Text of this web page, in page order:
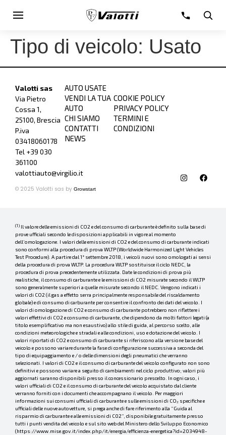
Tipo di veicolo: Usato
Valotti sas
Via Pietro
Cossa 1,
25100, Brescia
P.iva
03418060178
Tel +39 030
361100
valottiauto@virgilio.it
AUTO USATE
VENDI LA TUA
AUTO
CHI SIAMO
CONTATTI
NEWS
COOKIE POLICY
PRIVACY POLICY
TERMINI E
CONDIZIONI
© 2025 Valotti sas by Growstart
(1) Il valore delle emissioni di CO2 e del consumo di carburante è definito sulla base di
prove ufficiali secondo le disposizioni applicabili in vigore al momento
dell’omologazione. I valori delle emissioni di CO2 e del consumo di carburante indicati
sono conformi alla procedura di prova WLTP (Worldwide Harmonized Light Vehicles
Test Procedure). A partire dal 1° settembre 2018, i veicoli nuovi sono omologati ai sensi
della procedura di prova WLTP. La procedura WLTP sostituisce il ciclo NEDC, la
procedura di prova precedentemente utilizzata. Date le condizioni di prova più
realistiche, il consumo di carburante e le emissioni di CO2 misurate secondo il WLTP
sono generalmente superiori a quelle misurate secondo il NEDC. Vengono indicati i
valori di CO2 (il gas a effetto serra principalmente responsabile del riscaldamento
globale) e di consumo di carburante per consentire il confronto dei dati del veicolo. I
valori di omologazione di CO2 e consumo di carburante potrebbero non riflettere i
valori effettivi di CO2 e consumo di carburante, che dipendono da molti fattori legati (a
titolo esemplificativo ma non esaustivo) allo stile di guida, al percorso scelto, alle
condizioni meteorologiche e stradali e alle condizioni, uso e dotazione del veicolo. I
valori riportati di CO2 e consumo di carburante si riferiscono alla versione base del
veicolo e possono variare durante la fase di configurazione successiva a seconda del
tipo di equipaggiamento e / o delle dimensioni degli pneumatici che verranno
selezionati. I valori di CO2 e il consumo di carburante del veicolo configurato non sono
definitivi e possono variare a seguito di cambiamenti nel ciclo produttivo; valori più
aggiornati saranno disponibili presso il concessionario prescelto. In ogni caso, i
valori ufficiali di CO2 e il consumo di carburante del veicolo acquistato dal cliente
verranno forniti con i documenti che accompagnano il veicolo. Per maggiori
informazioni sui consumi ufficiali di carburante e sulle emissioni di CO₂ specifiche e
ufficiali delle nuove autovetture, si prega anche di fare riferimento alla “Guida al
risparmio di carburante e alle emissioni di C02”, disponibile gratuitamente presso
tutti i punti vendita del veicolo e sul sito web del Ministero dello Sviluppo Economico
(https://www.mise.gov.it/index.php/it/energia/efficienza-energetica?id=2034948-